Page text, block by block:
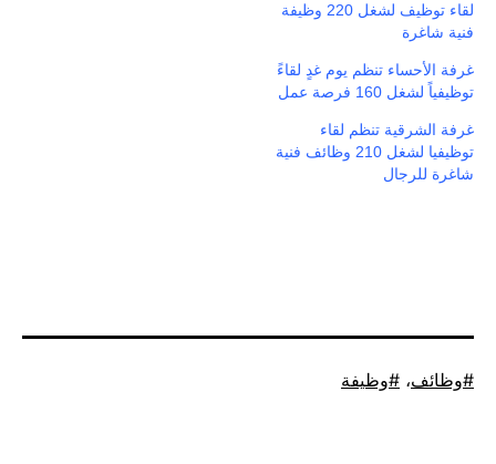
لقاء توظيف لشغل 220 وظيفة
فنية شاغرة
غرفة الأحساء تنظم يوم غدٍ لقاءً
توظيفياً لشغل 160 فرصة عمل
غرفة الشرقية تنظم لقاء
توظيفيا لشغل 210 وظائف فنية
شاغرة للرجال
موسوم
وظائف، وظيفة